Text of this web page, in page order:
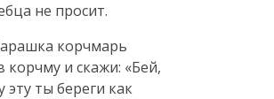
не просит.
корчмарь
корчму и скажи: «Бей,
ты береги как